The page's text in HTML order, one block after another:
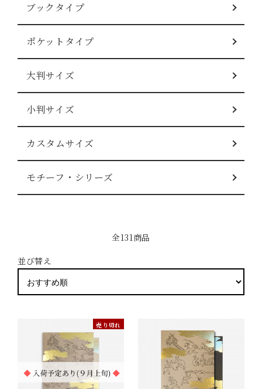
ブックタイプ
ポケットタイプ
大判サイズ
小判サイズ
カスタムサイズ
モチーフ・シリーズ
全131商品
並び替え
売り切れ